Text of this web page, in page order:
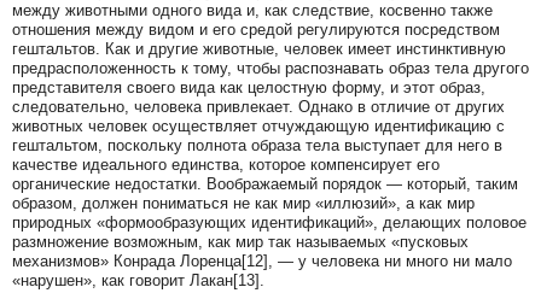
между животными одного вида и, как следствие, косвенно также
отношения между видом и его средой регулируются посредством
гештальтов. Как и другие животные, человек имеет инстинктивную
предрасположенность к тому, чтобы распознавать образ тела другого
представителя своего вида как целостную форму, и этот образ,
следовательно, человека привлекает. Однако в отличие от других
животных человек осуществляет отчуждающую идентификацию с
гештальтом, поскольку полнота образа тела выступает для него в
качестве идеального единства, которое компенсирует его
органические недостатки. Воображаемый порядок — который, таким
образом, должен пониматься не как мир «иллюзий», а как мир
природных «формообразующих идентификаций», делающих половое
размножение возможным, как мир так называемых «пусковых
механизмов» Конрада Лоренца[12], — у человека ни много ни мало
«нарушен», как говорит Лакан[13].